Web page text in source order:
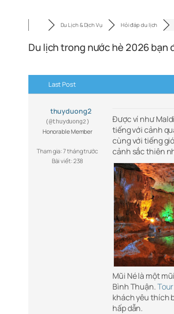
Du Lịch & Dịch Vụ Hỏi đáp du lịch
Du lịch trong nước hè 2026 bạn
Last Post
thuyduong2
(@thuyduong2)
Honorable Member
Tham gia: 7 tháng trước
Bài viết: 238
Được ví như
tiếng với cảnh
cùng với tiếng
cảnh sắc thiên
Mũi Né là một
Bình Thuận.
khách yêu thích
hấp dẫn.